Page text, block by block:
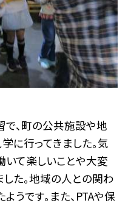
、町の公共施設や地
に行ってきました。気
いて楽しいことや大変
た。地域の人との関わ
うです。また、PTAや保